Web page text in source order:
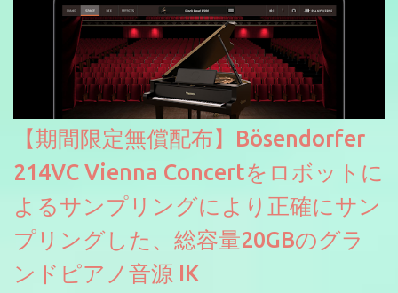
【期間限定無償配布】Bösendorfer
214VC Vienna Concertをロボットに
よるサンプリングにより正確にサン
プリングした、総容量20GBのグラ
ンドピアノ音源 IK